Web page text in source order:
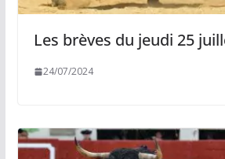
Les brèves du jeudi 25
24/07/2024